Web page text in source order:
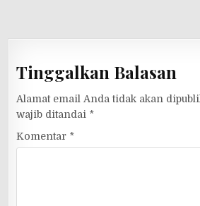
Tinggalkan Balasan
Alamat email Anda tidak akan
wajib ditandai *
Komentar *